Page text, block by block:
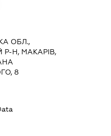
ОБЛ.,
Р-Н, МАКАРІВ,
8